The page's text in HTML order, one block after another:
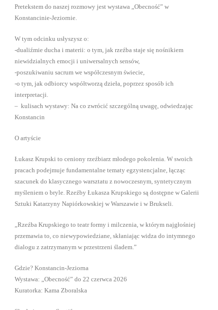
Pretekstem do naszej rozmowy jest wystawa „Obecność” w
Konstancinie-Jeziornie.
W tym odcinku usłyszysz o:
-dualiźmie ducha i materii: o tym, jak rzeźba staje się nośnikiem
niewidzialnych emocji i uniwersalnych sensów,
-poszukiwaniu sacrum we współczesnym świecie,
-o tym, jak odbiorcy współtworzą dzieła, poprzez sposób ich
interpretacji.
– kulisach wystawy: Na co zwrócić szczególną uwagę, odwiedzając
Konstancin
O artyście
Łukasz Krupski to ceniony rzeźbiarz młodego pokolenia. W swoich
pracach podejmuje fundamentalne tematy egzystencjalne, łącząc
szacunek do klasycznego warsztatu z nowoczesnym, syntetycznym
myśleniem o bryle. Rzeźby Łukasza Krupskiego są dostępne w Galerii
Sztuki Katarzyny Napiórkowskiej w Warszawie i w Brukseli.
„Rzeźba Krupskiego to teatr formy i milczenia, w którym najgłośniej
przemawia to, co niewypowiedziane, skłaniając widza do intymnego
dialogu z zatrzymanym w przestrzeni śladem.”
Gdzie? Konstancin-Jeziorna
Wystawa: „Obecność” do 22 czerwca 2026
Kuratorka: Kama Zboralska